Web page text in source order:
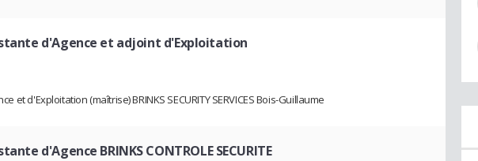
d'Agence et adjoint d'Exploitation
et d'Exploitation (maîtrise) BRINKS SECURITY SERVICES Bois-Guillaume
d'Agence BRINKS CONTROLE SECURITE